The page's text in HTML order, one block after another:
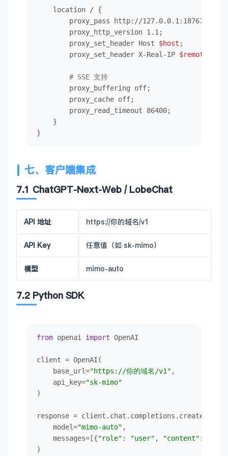
    location / {
        proxy_pass http://127.0.0.1:18767;
        proxy_http_version 1.1;
        proxy_set_header Host
$host ;
        proxy_set_header X-Real-IP
$remote_addr
# SSE 支持
        proxy_buffering off;
        proxy_cache off;
        proxy_read_timeout 86400;
    }
}
七、客户端集成
7.1 ChatGPT-Next-Web / LobeChat
API 地址 https://你的域名/v1
API Key 任意值（如 sk-mimo）
模型 mimo-auto
7.2 Python SDK
from openai import OpenAI
client = OpenAI(
    base_url=
"https://你的域名/v1" ,
    api_key=
"sk-mimo"
)
response = client.chat.completions.create(
    model=
"mimo-auto" ,
    messages=[{
"role" : "user" , "content" :